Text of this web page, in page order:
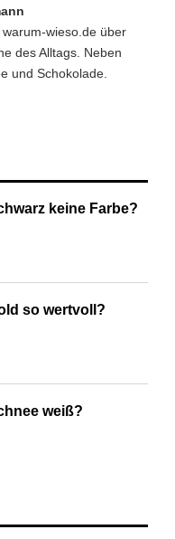
wieso.de über
des Alltags. Neben
und Schokolade.
keine Farbe?
so wertvoll?
weiß?